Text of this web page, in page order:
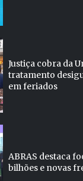
Justiça cobra da
tratamento
em feriados
ABRAS destaca
bilhões e novas